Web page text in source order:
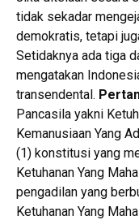
tidak sekadar
demokratis, tetapi
Setidaknya ada tiga
mengatakan
transendental.
Pancasila yakni
Kemanusiaan Yang
(1) konstitusi yang
Ketuhanan Yang Maha
pengadilan yang
Ketuhanan Yang Maha